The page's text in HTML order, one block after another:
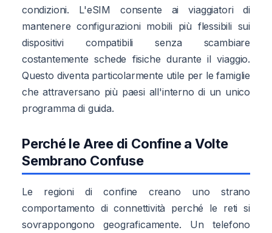
condizioni. L'eSIM consente ai viaggiatori di
mantenere configurazioni mobili più flessibili sui
dispositivi compatibili senza scambiare
costantemente schede fisiche durante il viaggio.
Questo diventa particolarmente utile per le famiglie
che attraversano più paesi all'interno di un unico
programma di guida.
Perché le Aree di Confine a Volte
Sembrano Confuse
Le regioni di confine creano uno strano
comportamento di connettività perché le reti si
sovrappongono geograficamente. Un telefono